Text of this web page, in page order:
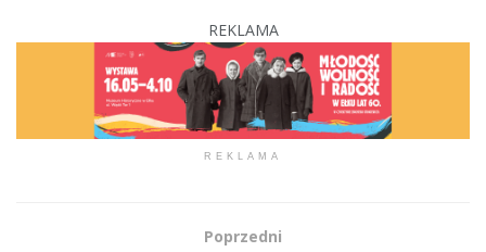
REKLAMA
REKLAMA
Poprzedni